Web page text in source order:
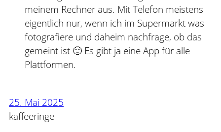
meinem Rechner aus. Mit Telefon meistens
eigentlich nur, wenn ich im Supermarkt was
fotografiere und daheim nachfrage, ob das
gemeint ist 🙂 Es gibt ja eine App für alle
Plattformen.
25. Mai 2025
kaffeeringe